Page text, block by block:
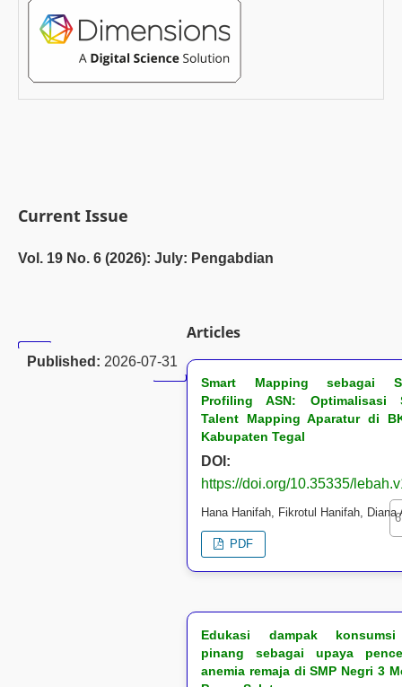
Current Issue
Vol. 19 No. 6 (2026): July: Pengabdian
Published: 2026-07-31
Articles
Smart Mapping sebagai
Profiling ASN: Optimalisasi
Talent Mapping Aparatur di
Kabupaten Tegal
DOI:
https://doi.org/10.35335/
Hana Hanifah, Fikrotul Hanifah, Diana
PDF
Edukasi dampak
pinang sebagai upaya
anemia remaja di SMP Negri 3